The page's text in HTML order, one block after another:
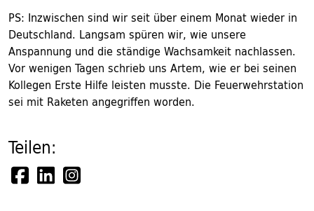
PS: Inzwischen sind wir seit über einem Monat wieder in
Deutschland. Langsam spüren wir, wie unsere
Anspannung und die ständige Wachsamkeit nachlassen.
Vor wenigen Tagen schrieb uns Artem, wie er bei seinen
Kollegen Erste Hilfe leisten musste. Die Feuerwehrstation
sei mit Raketen angegriffen worden.
Teilen: